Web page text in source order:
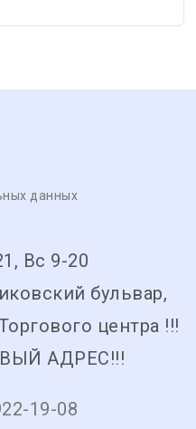
данных
Вс 9-20
бульвар,
центра !!!
АДРЕС!!!
19-08